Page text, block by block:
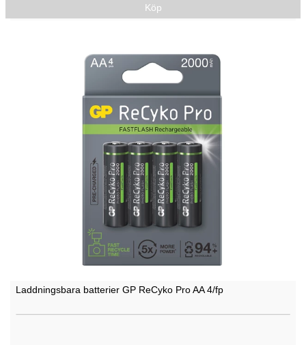
Köp
Laddningsbara batterier GP ReCyko Pro AA 4/fp